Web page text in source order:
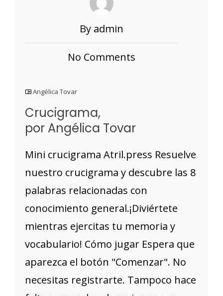
By admin
No Comments
Angélica Tovar
Crucigrama,
por Angélica Tovar
Mini crucigrama Atril.press Resuelve
nuestro crucigrama y descubre las 8
palabras relacionadas con
conocimiento general.¡Diviértete
mientras ejercitas tu memoria y
vocabulario! Cómo jugar Espera que
aparezca el botón "Comenzar". No
necesitas registrarte. Tampoco hace